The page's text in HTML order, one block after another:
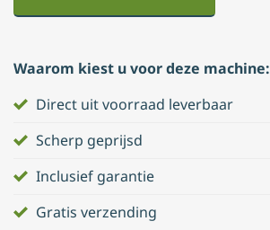
Waarom kiest u voor deze machine:
Direct uit voorraad leverbaar
Scherp geprijsd
Inclusief garantie
Gratis verzending